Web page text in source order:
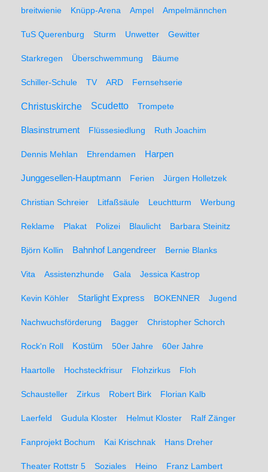
breitwienie Knüpp-Arena Ampel Ampelmännchen
TuS Querenburg Sturm Unwetter Gewitter
Starkregen Überschwemmung Bäume
Schiller-Schule TV ARD Fernsehserie
Christuskirche Scudetto Trompete
Blasinstrument Flüssesiedlung Ruth Joachim
Dennis Mehlan Ehrendamen Harpen
Junggesellen-Hauptmann Ferien Jürgen Holletzek
Christian Schreier Litfaßsäule Leuchtturm Werbung
Reklame Plakat Polizei Blaulicht Barbara Steinitz
Björn Kollin Bahnhof Langendreer Bernie Blanks
Vita Assistenzhunde Gala Jessica Kastrop
Kevin Köhler Starlight Express BOKENNER Jugend
Nachwuchsförderung Bagger Christopher Schorch
Rock'n Roll Kostüm 50er Jahre 60er Jahre
Haartolle Hochsteckfrisur Flohzirkus Floh
Schausteller Zirkus Robert Birk Florian Kalb
Laerfeld Gudula Kloster Helmut Kloster Ralf Zänger
Fanprojekt Bochum Kai Krischnak Hans Dreher
Theater Rottstr 5 Soziales Heino Franz Lambert